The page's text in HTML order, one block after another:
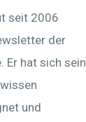
seit 2006
der
Er hat sich sein
und